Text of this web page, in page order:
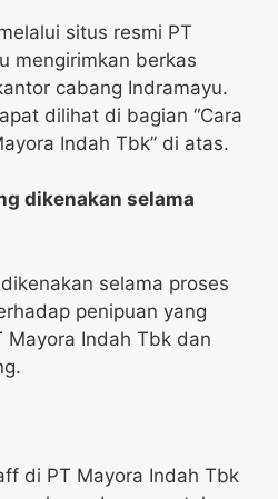
situs resmi PT
mengirimkan berkas
cabang Indramayu.
dilihat di bagian “Cara
Indah Tbk” di atas.
dikenakan selama
selama proses
penipuan yang
Mayora Indah Tbk dan
di PT Mayora Indah Tbk